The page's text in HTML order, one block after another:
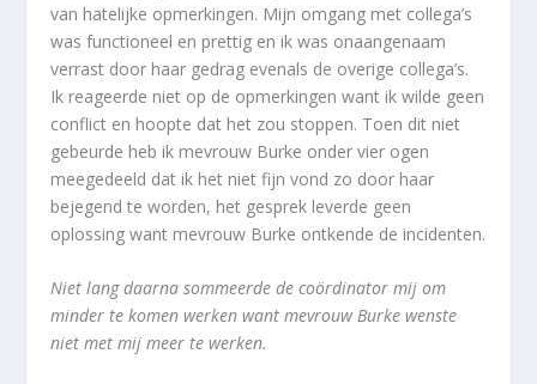
van hatelijke opmerkingen. Mijn omgang met collega’s
was functioneel en prettig en ik was onaangenaam
verrast door haar gedrag evenals de overige collega’s.
Ik reageerde niet op de opmerkingen want ik wilde geen
conflict en hoopte dat het zou stoppen. Toen dit niet
gebeurde heb ik mevrouw Burke onder vier ogen
meegedeeld dat ik het niet fijn vond zo door haar
bejegend te worden, het gesprek leverde geen
oplossing want mevrouw Burke ontkende de incidenten.
Niet lang daarna sommeerde de coördinator mij om
minder te komen werken want mevrouw Burke wenste
niet met mij meer te werken.